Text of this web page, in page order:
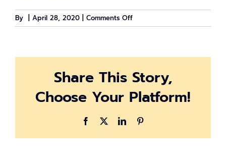
By April 28, 2020 Comments Offon
กรุงเทพฯ
8
กิจการ
เริ่ม
พ.ค.
นี้
Share This Story,
Choose Your Platform!
Facebook LinkedIn